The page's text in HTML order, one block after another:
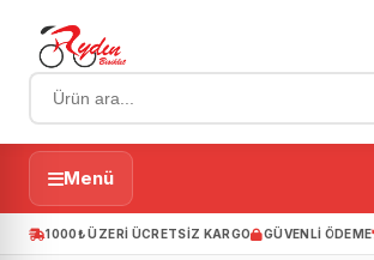
Menü
1000₺ ÜZERI ÜCRETSIZ KARGO GÜVENLI ÖDEME